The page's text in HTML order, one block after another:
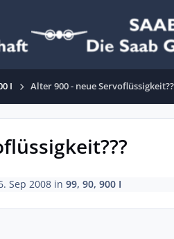
I Alter 900 - neue
Sep 2008in 99, 90, 900 I